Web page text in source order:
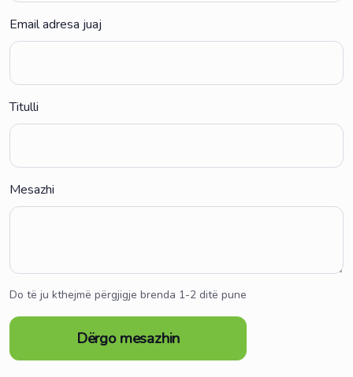
Email adresa juaj
Titulli
Mesazhi
Do të ju kthejmë përgjigje brenda 1-2 ditë pune